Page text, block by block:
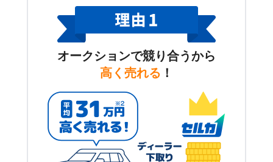
オークションで競り合うから
高く売れる ！